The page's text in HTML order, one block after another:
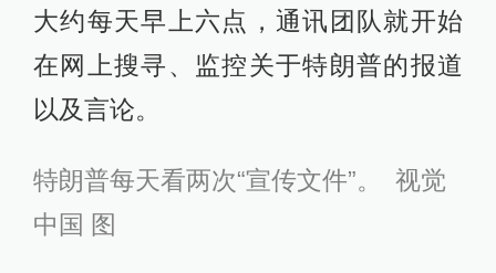
大约每天早上六点，通讯团队就开始
在网上搜寻、监控关于特朗普的报道
以及言论。
特朗普每天看两次“宣传文件”。 视觉
中国 图